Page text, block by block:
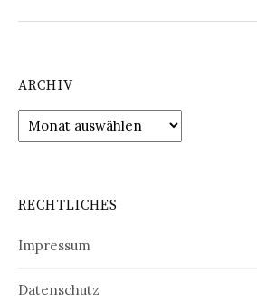
ARCHIV
Archiv
RECHTLICHES
Impressum
Datenschutz